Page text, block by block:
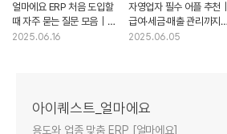
얼마에요 ERP 처음 도입할
때 자주 묻는 질문 모음｜
전자결재·홈택스·
2025.06.16
자영업자 필수 어플 추천｜
급여·세금·매출 관리까지
5분 컷으로 끝내는 비법
2025.06.05
아이퀘스트_얼마에요
용도와 업종 맞춤 ERP [얼마에요]